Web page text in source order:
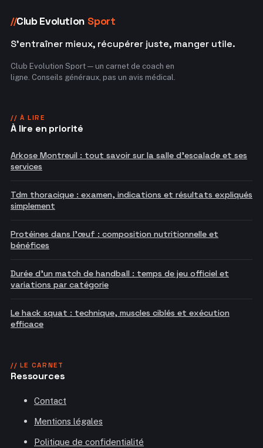
//Club Evolution Sport
S'entraîner mieux, récupérer juste, manger utile.
Club Evolution Sport — un carnet de coach en
ligne. Conseils généraux, pas un avis médical.
// À LIRE
À lire en priorité
Arkose Montreuil : tout savoir sur la salle d'escalade et ses
services
Tdm thoracique : examen, indications et résultats expliqués
simplement
Protéines dans l'œuf : composition nutritionnelle et
bénéfices
Durée d'un match de handball : temps de jeu officiel et
variations par catégorie
Le hack squat : technique, muscles ciblés et exécution
efficace
// LE CARNET
Ressources
Contact
Mentions légales
Politique de confidentialité